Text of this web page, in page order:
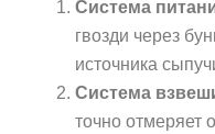
Система
гвозди через
источника
Система
точно отмеряет